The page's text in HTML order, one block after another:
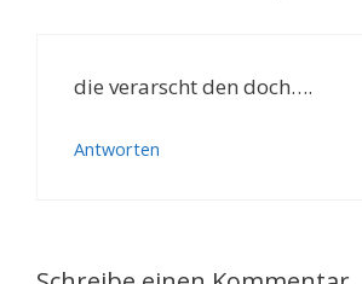
die verarscht den doch….
Antworten